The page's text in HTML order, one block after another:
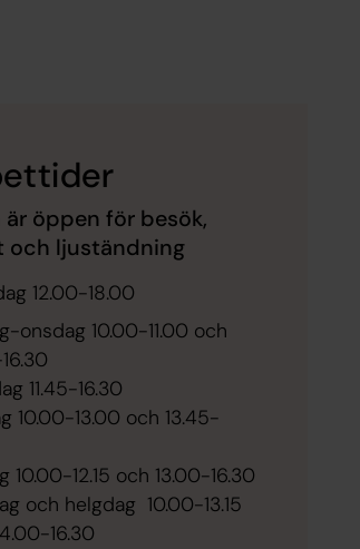
är öppen för besök,
och ljuständning
12.00-18.00
onsdag 10.00-11.00 och
11.45-16.30
10.00-13.00 och 13.45-
10.00-12.15 och 13.00-16.30
och helgdag 10.00-13.15
16.30